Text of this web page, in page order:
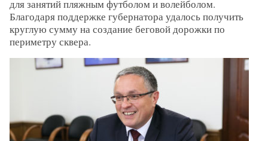
для занятий пляжным футболом и волейболом.
Благодаря поддержке губернатора удалось получить
круглую сумму на создание беговой дорожки по
периметру сквера.